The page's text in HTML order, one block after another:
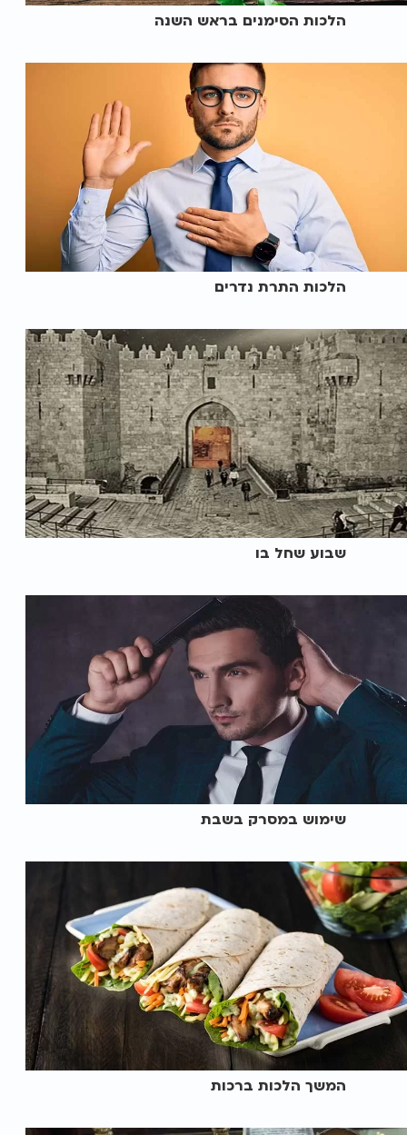
הלכות הסימנים בראש השנה
הלכות התרת נדרים
שבוע שחל בו
שימוש במסרק בשבת
המשך הלכות ברכות